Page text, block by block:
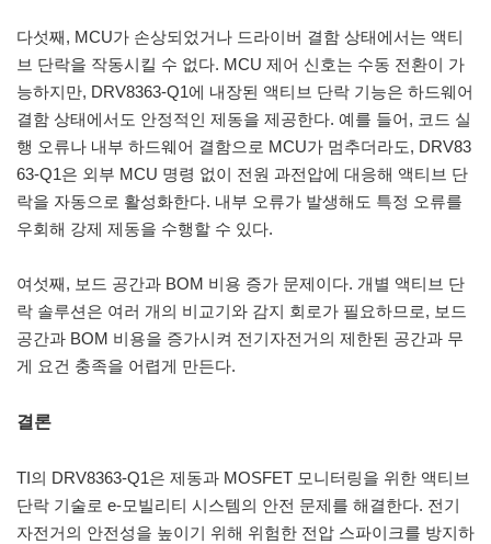
다섯째, MCU가 손상되었거나 드라이버 결함 상태에서는 액티
브 단락을 작동시킬 수 없다. MCU 제어 신호는 수동 전환이 가
능하지만, DRV8363-Q1에 내장된 액티브 단락 기능은 하드웨어
결함 상태에서도 안정적인 제동을 제공한다. 예를 들어, 코드 실
행 오류나 내부 하드웨어 결함으로 MCU가 멈추더라도, DRV83
63-Q1은 외부 MCU 명령 없이 전원 과전압에 대응해 액티브 단
락을 자동으로 활성화한다. 내부 오류가 발생해도 특정 오류를
우회해 강제 제동을 수행할 수 있다.
여섯째, 보드 공간과 BOM 비용 증가 문제이다. 개별 액티브 단
락 솔루션은 여러 개의 비교기와 감지 회로가 필요하므로, 보드
공간과 BOM 비용을 증가시켜 전기자전거의 제한된 공간과 무
게 요건 충족을 어렵게 만든다.
결론
TI의 DRV8363-Q1은 제동과 MOSFET 모니터링을 위한 액티브
단락 기술로 e-모빌리티 시스템의 안전 문제를 해결한다. 전기
자전거의 안전성을 높이기 위해 위험한 전압 스파이크를 방지하